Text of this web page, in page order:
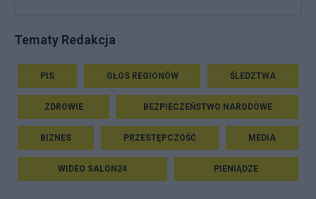
Tematy Redakcja
PIS GŁOS REGIONÓW ŚLEDZTWA
ZDROWIE BEZPIECZEŃSTWO NARODOWE
BIZNES PRZESTĘPCZOŚĆ MEDIA
WIDEO SALON24 PIENIĄDZE